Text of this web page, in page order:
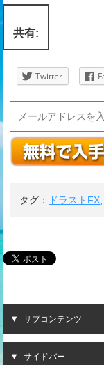
共有:
Twitter
タグ： ドラストFX
サブコンテンツ
サイドバー